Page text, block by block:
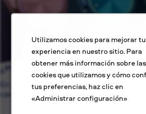
Utilizamos cookies para mejorar tu
experiencia en nuestro sitio. Para
obtener más información sobre las
cookies que utilizamos y cómo
tus preferencias, haz clic en
«Administrar configuración»
¿Por qué BAT?
En BAT, no solo buscamos ofrecer un
carrera con sentido.